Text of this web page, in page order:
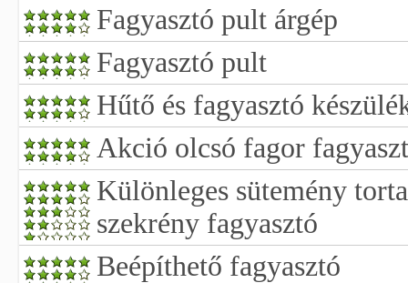
Fagyasztó pult árgép
Fagyasztó pult
Hűtő és fagyasztó
Akció olcsó fagor
Különleges sütemény
szekrény fagyasztó
Beépíthető fagyasztó